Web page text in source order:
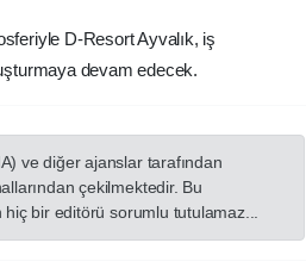
D-Resort Ayvalık, iş
devam edecek.
ve diğer ajanslar tarafından
çekilmektedir. Bu
bir editörü sorumlu tutulamaz...